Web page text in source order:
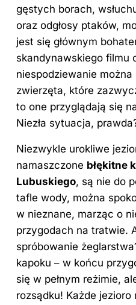
gęstych borach,
oraz odgłosy ptaków,
jest się głównym
skandynawskiego filmu
niespodziewanie
zwierzęta, które
to one przyglądają się
Niezła sytuacja,
Niezwykle urokliwe
namaszczone błękitne
Lubuskiego, są nie do
tafle wody, można
w nieznane, marząc o
przygodach na tratwie.
spróbowanie
kapoku – w końcu
się w pełnym reżimie,
rozsądku! Każde